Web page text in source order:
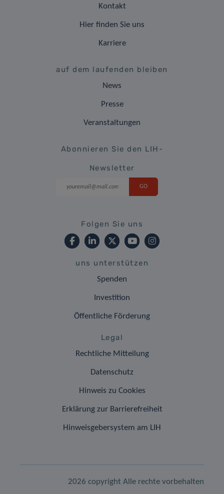
Kontakt
Hier finden Sie uns
Karriere
auf dem laufenden bleiben
News
Presse
Veranstaltungen
Abonnieren Sie den LIH-
Newsletter
Folgen Sie uns
uns unterstützen
Spenden
Investition
Öffentliche Förderung
Legal
Rechtliche Mitteilung
Datenschutz
Hinweis zu Cookies
Erklärung zur Barrierefreiheit
Hinweisgebersystem am LIH
2026 copyright Alle rechte vorbehalten